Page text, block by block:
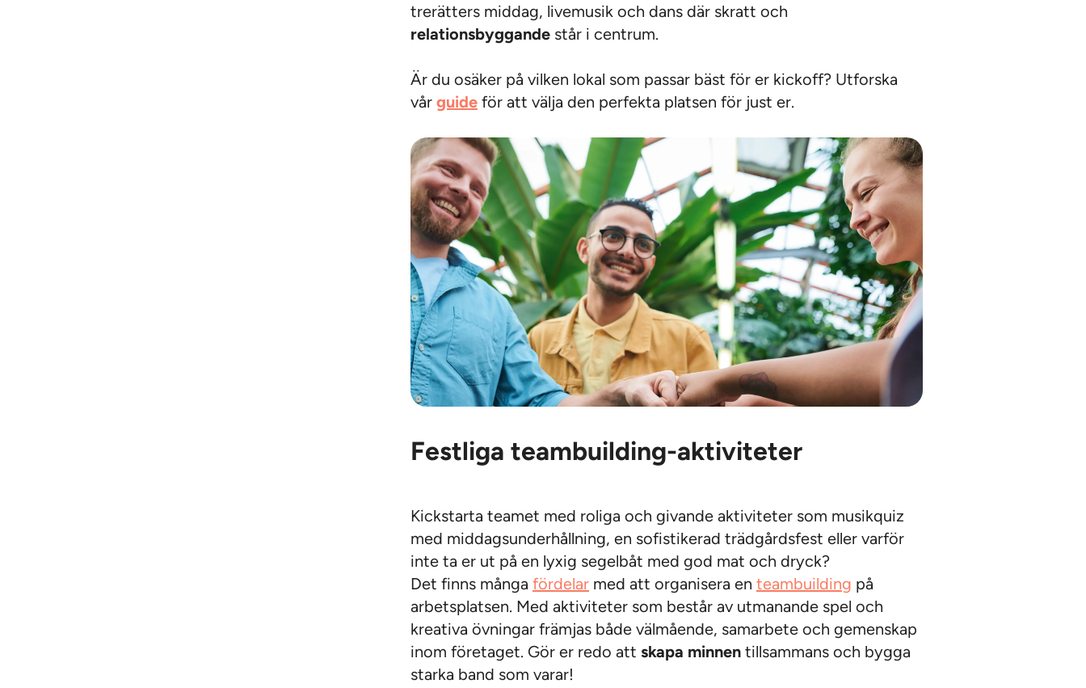
trerätters middag, livemusik och dans där skratt och
relationsbyggande står i centrum.
Är du osäker på vilken lokal som passar bäst för er kickoff? Utforska
vår guide för att välja den perfekta platsen för just er.
Festliga teambuilding-aktiviteter
Kickstarta teamet med roliga och givande aktiviteter som musikquiz
med middagsunderhållning, en sofistikerad trädgårdsfest eller varför
inte ta er ut på en lyxig segelbåt med god mat och dryck?
Det finns många fördelar med att organisera en teambuilding på
arbetsplatsen. Med aktiviteter som består av utmanande spel och
kreativa övningar främjas både välmående, samarbete och gemenskap
inom företaget. Gör er redo att skapa minnen tillsammans och bygga
starka band som varar!